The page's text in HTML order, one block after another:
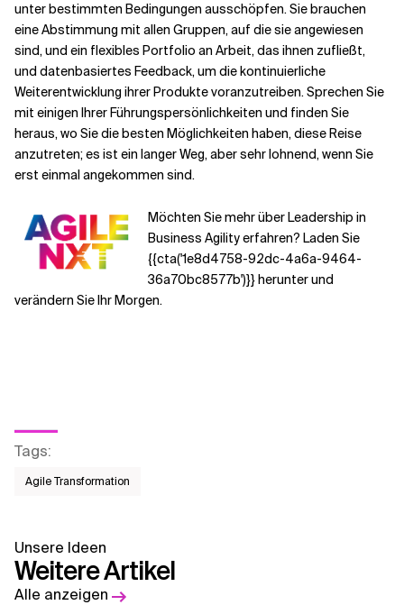
unter bestimmten Bedingungen ausschöpfen. Sie brauchen
eine Abstimmung mit allen Gruppen, auf die sie angewiesen
sind, und ein flexibles Portfolio an Arbeit, das ihnen zufließt,
und datenbasiertes Feedback, um die kontinuierliche
Weiterentwicklung ihrer Produkte voranzutreiben. Sprechen Sie
mit einigen Ihrer Führungspersönlichkeiten und finden Sie
heraus, wo Sie die besten Möglichkeiten haben, diese Reise
anzutreten; es ist ein langer Weg, aber sehr lohnend, wenn Sie
erst einmal angekommen sind.
Möchten Sie mehr über Leadership in
Business Agility erfahren? Laden Sie
{{cta('1e8d4758-92dc-4a6a-9464-
36a70bc8577b')}} herunter und
verändern Sie Ihr Morgen.
Tags:
Agile Transformation
Unsere Ideen
Weitere Artikel
Alle anzeigen